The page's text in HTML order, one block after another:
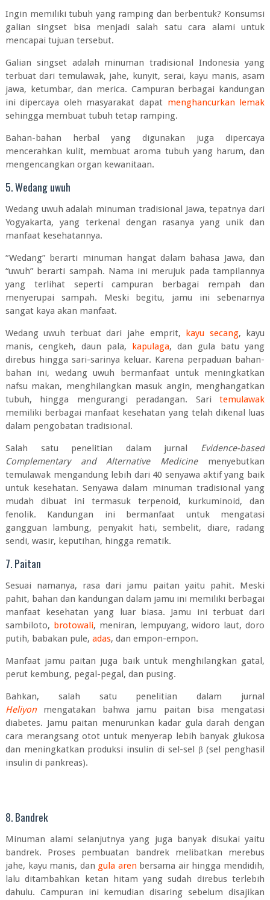
Ingin memiliki tubuh yang ramping dan berbentuk? Konsumsi
galian singset bisa menjadi salah satu cara alami untuk
mencapai tujuan tersebut.
Galian singset adalah minuman tradisional Indonesia yang
terbuat dari temulawak, jahe, kunyit, serai, kayu manis, asam
jawa, ketumbar, dan merica. Campuran berbagai kandungan
ini dipercaya oleh masyarakat dapat menghancurkan lemak
sehingga membuat tubuh tetap ramping.
Bahan-bahan herbal yang digunakan juga dipercaya
mencerahkan kulit, membuat aroma tubuh yang harum, dan
mengencangkan organ kewanitaan.
5. Wedang uwuh
Wedang uwuh adalah minuman tradisional Jawa, tepatnya dari
Yogyakarta, yang terkenal dengan rasanya yang unik dan
manfaat kesehatannya.
“Wedang” berarti minuman hangat dalam bahasa Jawa, dan
“uwuh” berarti sampah. Nama ini merujuk pada tampilannya
yang terlihat seperti campuran berbagai rempah dan
menyerupai sampah. Meski begitu, jamu ini sebenarnya
sangat kaya akan manfaat.
Wedang uwuh terbuat dari jahe emprit, kayu secang, kayu
manis, cengkeh, daun pala, kapulaga, dan gula batu yang
direbus hingga sari-sarinya keluar. Karena perpaduan bahan-
bahan ini, wedang uwuh bermanfaat untuk meningkatkan
nafsu makan, menghilangkan masuk angin, menghangatkan
tubuh, hingga mengurangi peradangan. Saritemulawak
memiliki berbagai manfaat kesehatan yang telah dikenal luas
dalam pengobatan tradisional.
Salah satu penelitian dalam jurnal Evidence-based
Complementary and Alternative Medicine
menyebutkan
temulawak mengandung lebih dari 40 senyawa aktif yang baik
untuk kesehatan. Senyawa dalam minuman tradisional yang
mudah dibuat ini termasuk terpenoid, kurkuminoid, dan
fenolik. Kandungan ini bermanfaat untuk mengatasi
gangguan lambung, penyakit hati, sembelit, diare, radang
sendi, wasir, keputihan, hingga rematik.
7. Paitan
Sesuai namanya, rasa dari jamu paitan yaitu pahit. Meski
pahit, bahan dan kandungan dalam jamu ini memiliki berbagai
manfaat kesehatan yang luar biasa. Jamu ini terbuat dari
sambiloto, brotowali, meniran, lempuyang, widoro laut, doro
putih, babakan pule, adas, dan empon-empon.
Manfaat jamu paitan juga baik untuk menghilangkan gatal,
perut kembung, pegal-pegal, dan pusing.
Bahkan, salah satu penelitian dalam jurnal
Heliyonmengatakan bahwa jamu paitan bisa mengatasi
diabetes. Jamu paitan menurunkan kadar gula darah dengan
cara merangsang otot untuk menyerap lebih banyak glukosa
dan meningkatkan produksi insulin di sel-sel β (sel penghasil
insulin di pankreas).
8. Bandrek
Minuman alami selanjutnya yang juga banyak disukai yaitu
bandrek. Proses pembuatan bandrek melibatkan merebus
jahe, kayu manis, dan gula arenbersama air hingga mendidih,
lalu ditambahkan ketan hitam yang sudah direbus terlebih
dahulu. Campuran ini kemudian disaring sebelum disajikan